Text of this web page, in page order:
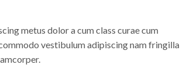
metus dolor a cum class curae cum
vestibulum adipiscing nam fringilla